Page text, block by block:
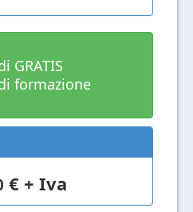
GRATIS
formazione
€ + Iva